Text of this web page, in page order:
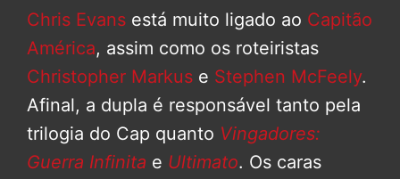
Chris Evans está muito ligado ao Capitão
América, assim como os roteiristas
Christopher Markus e Stephen McFeely.
Afinal, a dupla é responsável tanto pela
trilogia do Cap quanto Vingadores:
Guerra Infinita e Ultimato. Os caras